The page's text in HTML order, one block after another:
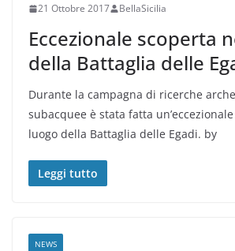
21 Ottobre 2017 BellaSicilia
Eccezionale scoperta
della Battaglia delle
Durante la campagna di ricerche
subacquee è stata fatta
luogo della Battaglia delle Egadi. by
Leggi tutto
NEWS